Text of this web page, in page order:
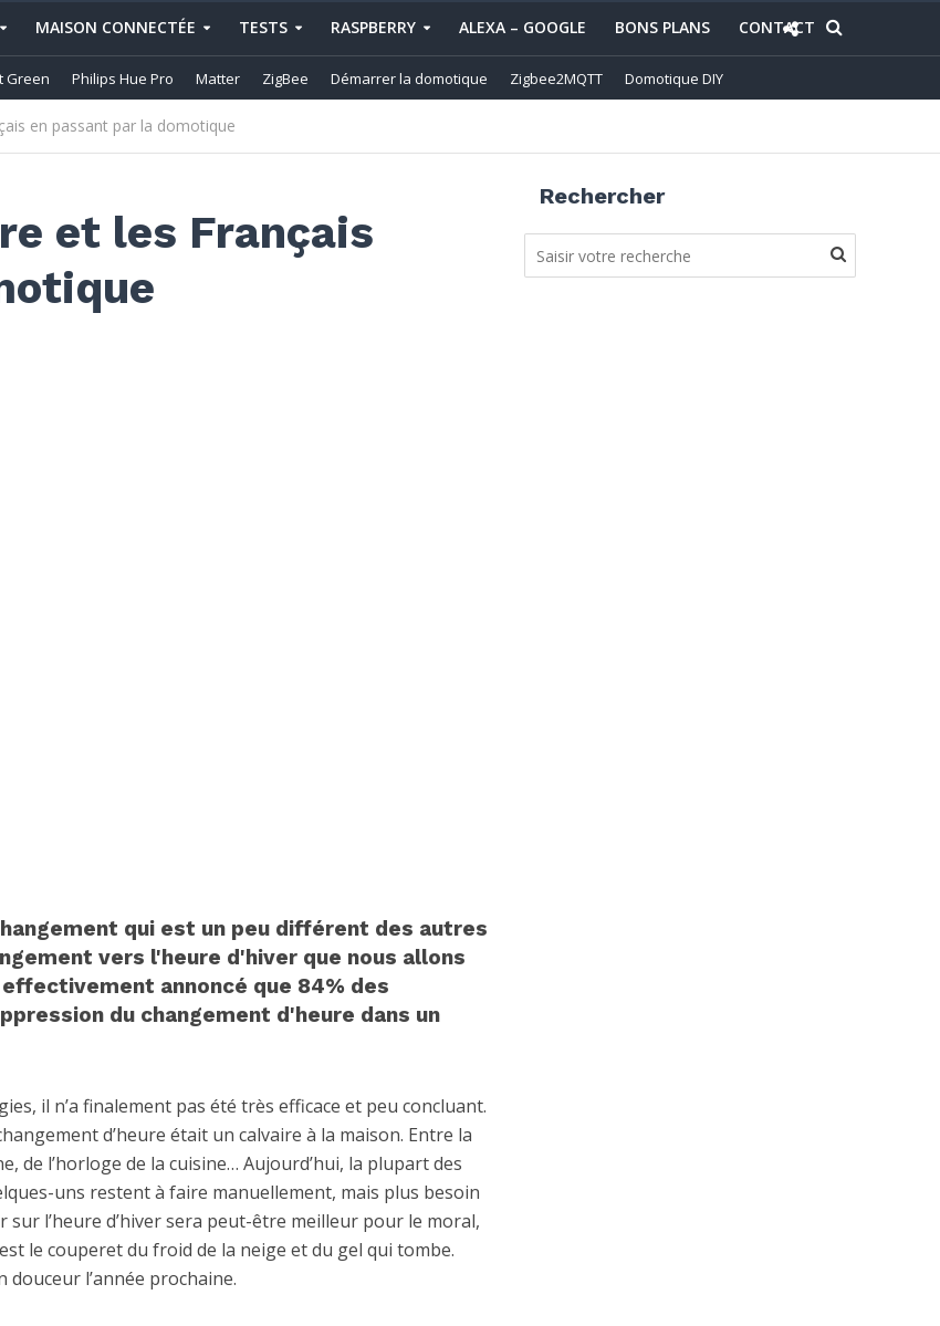
MAISON CONNECTÉE TESTS RASPBERRY ALEXA – GOOGLE BONS PLANS CONTACT
Green Philips Hue Pro Matter ZigBee Démarrer la domotique Zigbee2MQTT Domotique DIY
en passant par la domotique
et les Français
qui est un peu différent des autres
vers l'heure d'hiver que nous allons
annoncé que 84% des
du changement d'heure dans un
il n’a finalement pas été très efficace et peu concluant.
d’heure était un calvaire à la maison. Entre la
de l’horloge de la cuisine… Aujourd’hui, la plupart des
uns restent à faire manuellement, mais plus besoin
l’heure d’hiver sera peut-être meilleur pour le moral,
le couperet du froid de la neige et du gel qui tombe.
l’année prochaine.
Rechercher